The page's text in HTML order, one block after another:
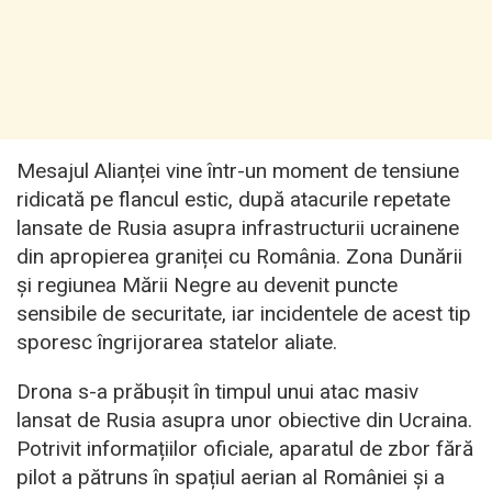
Mesajul Alianței vine într-un moment de tensiune
ridicată pe flancul estic, după atacurile repetate
lansate de Rusia asupra infrastructurii ucrainene
din apropierea graniței cu România. Zona Dunării
și regiunea Mării Negre au devenit puncte
sensibile de securitate, iar incidentele de acest tip
sporesc îngrijorarea statelor aliate.
Drona s-a prăbușit în timpul unui atac masiv
lansat de Rusia asupra unor obiective din Ucraina.
Potrivit informațiilor oficiale, aparatul de zbor fără
pilot a pătruns în spațiul aerian al României și a